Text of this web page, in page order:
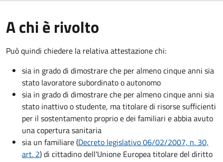
A chi è rivolto
Può quindi chiedere la relativa attestazione chi:
sia in grado di dimostrare che per almeno cinque anni sia
stato lavoratore subordinato o autonomo
sia in grado di dimostrare che per almeno cinque anni sia
stato inattivo o studente, ma titolare di risorse sufficienti
per il sostentamento proprio e dei familiari e abbia avuto
una copertura sanitaria
sia un familiare (Decreto legislativo 06/02/2007, n. 30,
art. 2) di cittadino dell'Unione Europea titolare del diritto